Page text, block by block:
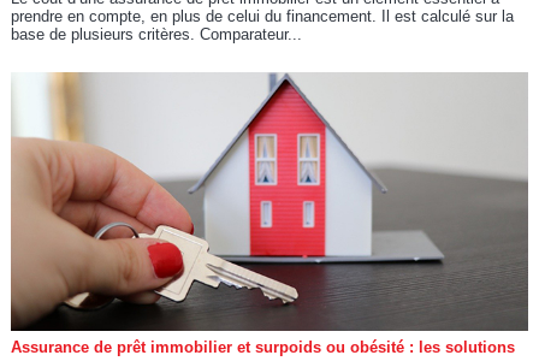
prendre en compte, en plus de celui du financement. Il est calculé sur la
base de plusieurs critères. Comparateur...
Assurance de prêt immobilier et surpoids ou obésité : les solutions